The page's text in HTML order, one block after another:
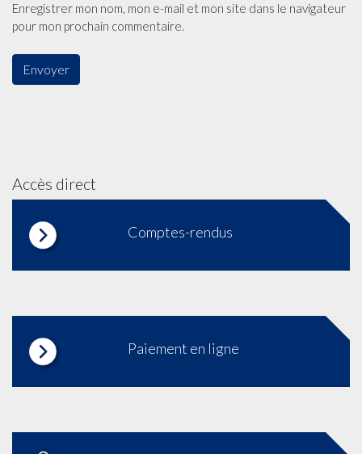
Enregistrer mon nom, mon e-mail et mon site dans le navigateur
pour mon prochain commentaire.
Accès direct
Comptes-rendus
Paiement en ligne